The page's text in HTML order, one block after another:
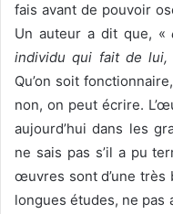
fais avant de pouvoir
Un auteur a dit que, «
individu qui fait de lui,
Qu’on soit
non, on peut écrire.
aujourd’hui dans les
ne sais pas s’il a pu
œuvres sont d’une très
longues études, ne pas